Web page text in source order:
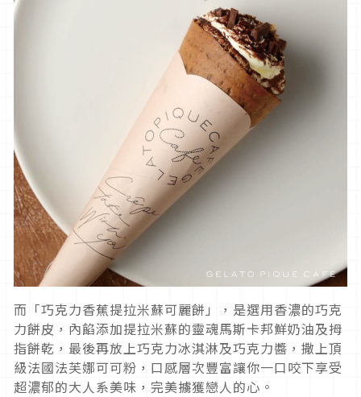
而「巧克力香蕉提拉米蘇可麗餅」，是選用香濃的巧克
力餅皮，內餡添加提拉米蘇的靈魂馬斯卡邦鮮奶油及拇
指餅乾，最後再放上巧克力冰淇淋及巧克力醬，撒上頂
級法國法芙娜可可粉，口感層次豐富讓你一口咬下享受
超濃郁的大人系美味，完美擄獲戀人的心。